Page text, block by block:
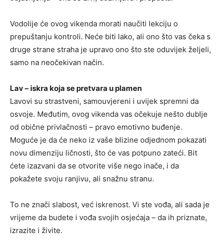
Vodolije će ovog vikenda morati naučiti lekciju o
prepuštanju kontroli. Neće biti lako, ali ono što vas čeka s
druge strane straha je upravo ono što ste oduvijek željeli,
samo na neočekivan način.
Lav – iskra koja se pretvara u plamen
Lavovi su strastveni, samouvjereni i uvijek spremni da
osvoje. Međutim, ovog vikenda vas očekuje nešto dublje
od obične privlačnosti – pravo emotivno buđenje.
Moguće je da će neko iz vaše blizine odjednom pokazati
novu dimenziju ličnosti, što će vas potpuno zateći. Bit
ćete izazvani da se otvorite više nego inače, i da
pokažete svoju ranjivu, ali snažnu stranu.
To ne znači slabost, već iskrenost. Vi ste vođa, ali sada je
vrijeme da budete i vođa svojih osjećaja – da ih priznate,
izrazite i živite.